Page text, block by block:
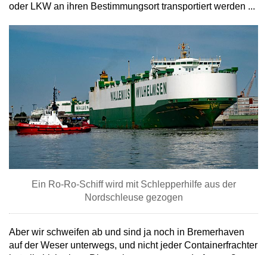
oder LKW an ihren Bestimmungsort transportiert werden ...
Ein Ro-Ro-Schiff wird mit Schlepperhilfe aus der
Nordschleuse gezogen
Aber wir schweifen ab und sind ja noch in Bremerhaven
auf der Weser unterwegs, und nicht jeder Containerfrachter